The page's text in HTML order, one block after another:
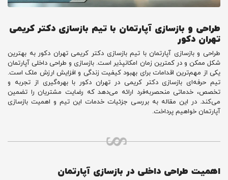
طراحی و بازسازی آپارتمان با تیم بازسازی دکتر کریمی
تهران دکور
طراحی و بازسازی آپارتمان با تیم بازسازی دکتر کریمی تهران دکور به بهترین
شکل ممکن و در کمترین زمان امکانپذیر است. بازسازی و طراحی داخلی آپارتمان
یکی از مهم‌ترین اقدامات برای بهبود کیفیت زندگی و افزایش ارزش ملک است.
تیم حرفه‌ای بازسازی دکتر کریمی در تهران دکور با بهره‌گیری از تجربه و
تخصص، خدماتی منحصربه‌فرد ارائه می‌دهد که رضایت مشتریان را تضمین
می‌کند. در این مقاله به بررسی جزئیات خدمات این تیم و اهمیت بازسازی
آپارتمان خواهیم پرداخت.
اهمیت طراحی داخلی در بازسازی آپارتمان